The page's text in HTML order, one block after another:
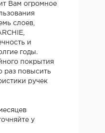
Вам огромное
слоев,
и
годы.
покрытия
раз повысить
ручек
у